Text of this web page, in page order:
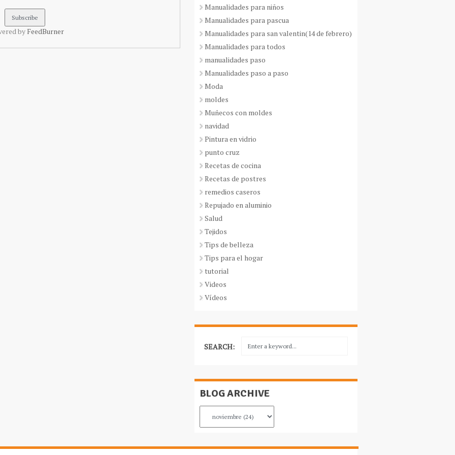
by FeedBurner
Manualidades para niños
Manualidades para pascua
Manualidades para san valentin(14 de febrero)
Manualidades para todos
manualidades paso
Manualidades paso a paso
Moda
moldes
Muñecos con moldes
navidad
Pintura en vidrio
punto cruz
Recetas de cocina
Recetas de postres
remedios caseros
Repujado en aluminio
Salud
Tejidos
Tips de belleza
Tips para el hogar
tutorial
Videos
Vídeos
SEARCH:
BLOG ARCHIVE